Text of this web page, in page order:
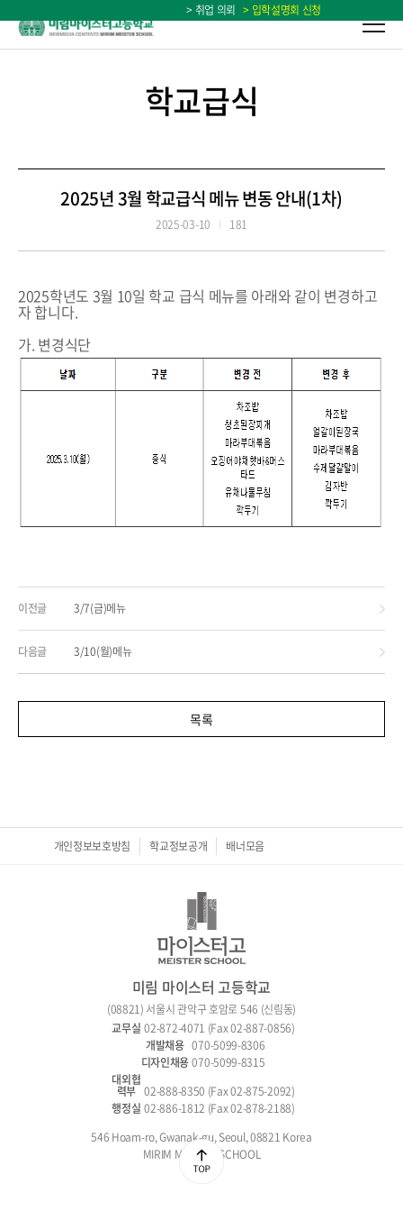
> 취업 의뢰 > 입학설명회 신청
학교급식
2025년 3월 학교급식 메뉴 변동 안내(1차)
2025-03-10 181
2025학년도 3월 10일 학교 급식 메뉴를 아래와 같이 변경하고
자 합니다.
가. 변경식단
이전글 3/7(금)메뉴
다음글 3/10(월)메뉴
목록
개인정보보호방침 학교정보공개 배너모음
미림 마이스터 고등학교
(08821) 서울시 관악구 호암로 546 (신림동)
02-872-4071 (Fax 02-887-0856)
070-5099-8306
070-5099-8315
02-888-8350 (Fax 02-875-2092)
02-886-1812 (Fax 02-878-2188)
546 Hoam-ro, Gwanak-gu, Seoul, 08821 Korea
MIRIM MEISTER SCHOOL